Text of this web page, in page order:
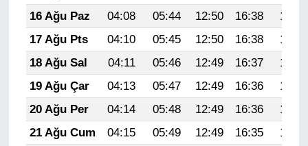
16 Ağu Paz
04:08 05:44 12:50 16:38
19:45
17 Ağu Pts
04:10 05:45 12:50 16:38
19:44
18 Ağu Sal
04:11 05:46 12:49 16:37
19:43
19 Ağu Çar
04:13 05:47 12:49 16:36
19:41
20 Ağu Per
04:14 05:48 12:49 16:36
19:40
21 Ağu Cum
04:15 05:49 12:49 16:35
19:38